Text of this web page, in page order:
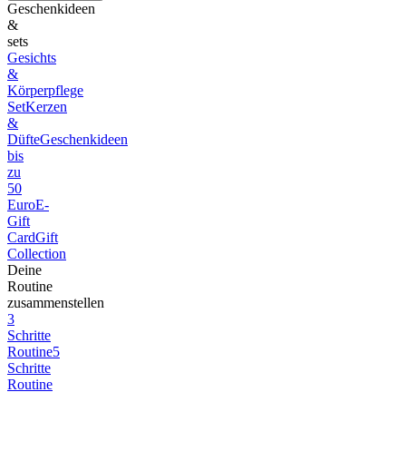
Geschenkideen
&
sets
Gesichts
&
Körperpflege
SetKerzen
&
DüfteGeschenkideen
bis
zu
50
EuroE-
Gift
CardGift
Collection
Deine
Routine
zusammenstellen
3
Schritte
Routine5
Schritte
Routine